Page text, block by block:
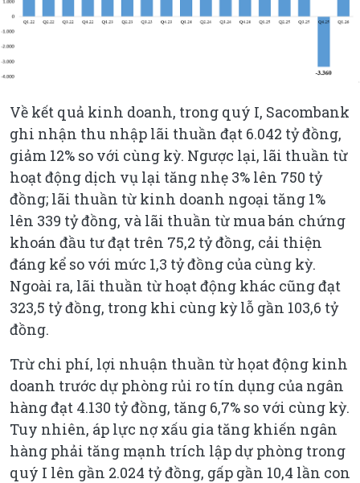
Về kết quả kinh doanh, trong quý I, Sacombank
ghi nhận thu nhập lãi thuần đạt 6.042 tỷ đồng,
giảm 12% so với cùng kỳ. Ngược lại, lãi thuần từ
hoạt động dịch vụ lại tăng nhẹ 3% lên 750 tỷ
đồng; lãi thuần từ kinh doanh ngoại tăng 1%
lên 339 tỷ đồng, và lãi thuần từ mua bán chứng
khoán đầu tư đạt trên 75,2 tỷ đồng, cải thiện
đáng kể so với mức 1,3 tỷ đồng của cùng kỳ.
Ngoài ra, lãi thuần từ hoạt động khác cũng đạt
323,5 tỷ đồng, trong khi cùng kỳ lỗ gần 103,6 tỷ
đồng.
Trừ chi phí, lợi nhuận thuần từ họat động kinh
doanh trước dự phòng rủi ro tín dụng của ngân
hàng đạt 4.130 tỷ đồng, tăng 6,7% so với cùng kỳ.
Tuy nhiên, áp lực nợ xấu gia tăng khiến ngân
hàng phải tăng mạnh trích lập dự phòng trong
quý I lên gần 2.024 tỷ đồng, gấp gần 10,4 lần con